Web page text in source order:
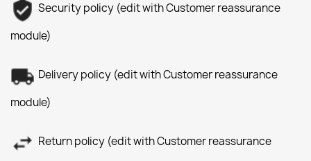
Security policy (edit with Customer reassurance
module)
Delivery policy (edit with Customer reassurance
module)
Return policy (edit with Customer reassurance